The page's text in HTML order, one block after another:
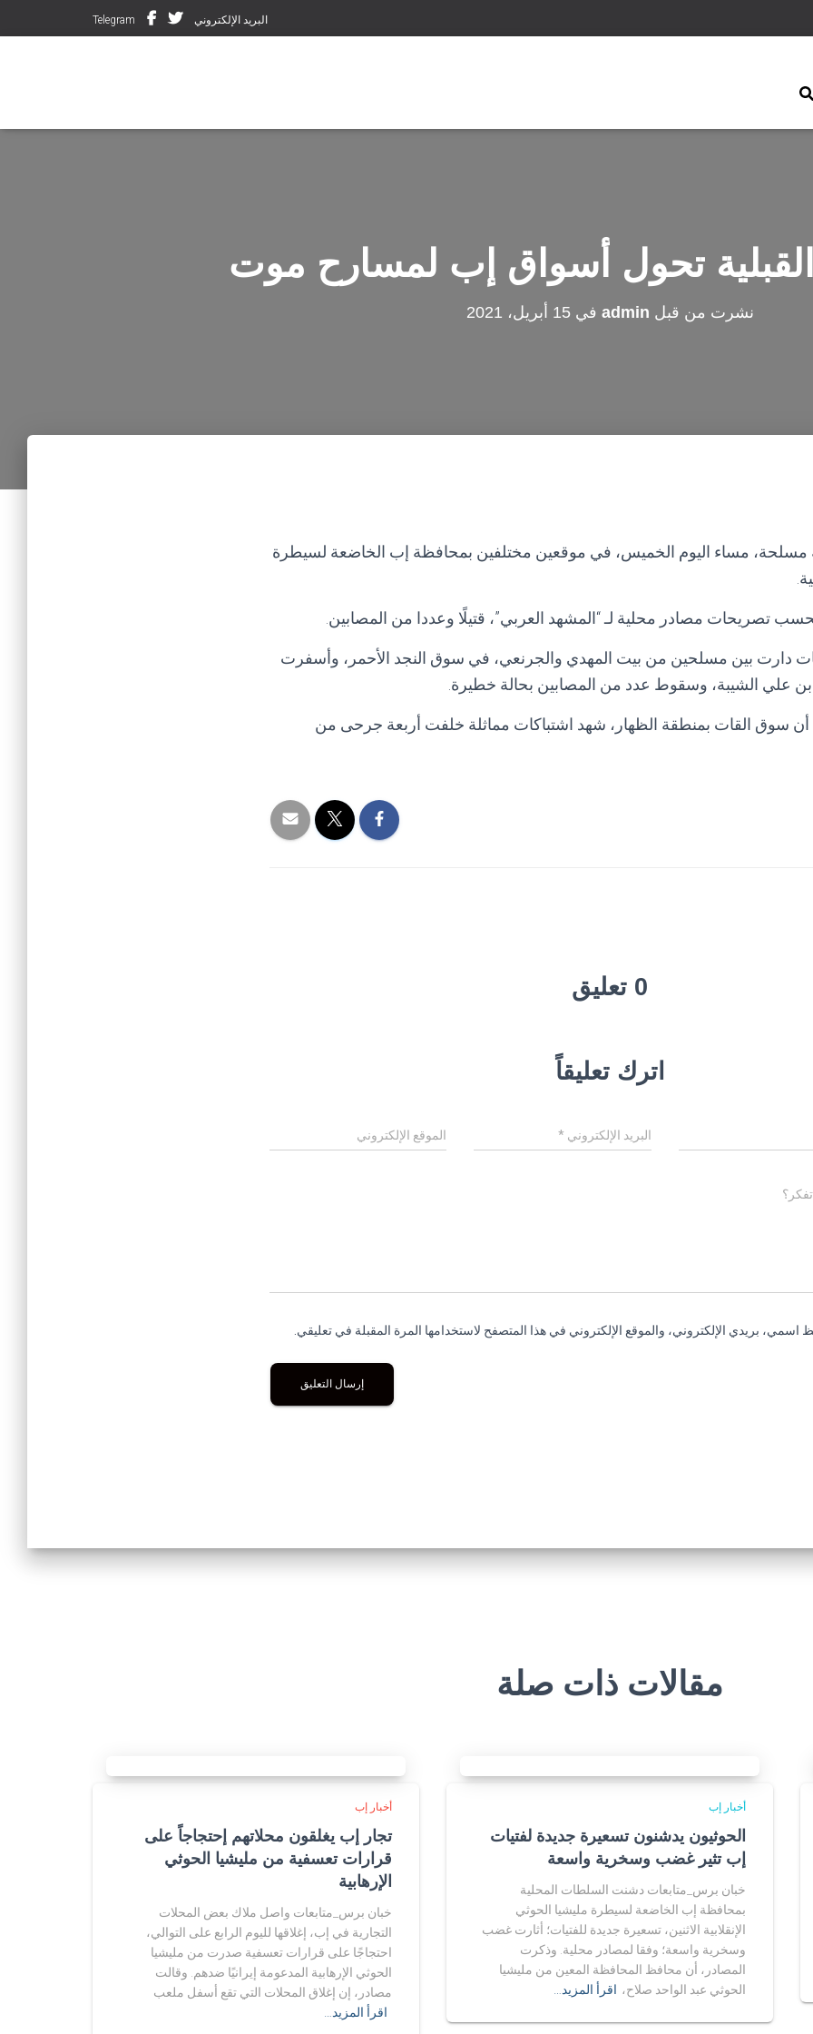
البريد الإلكتروني Telegram
القبلية تحول أسواق إب لمسارح موت
نشرت من قبل admin في15 أبريل، 2021
مسلحة، مساء اليوم الخميس، في موقعين مختلفين بمحافظة إب الخاضعة لسيطرة
تصريحات مصادر محلية لـ “المشهد العربي”، قتيلًا وعددا من المصابين.
دارت بين مسلحين من بيت المهدي والجرنعي، في سوق النجد الأحمر، وأسفرت
علي الشيبة، وسقوط عدد من المصابين بحالة خطيرة.
سوق القات بمنطقة الظهار، شهد اشتباكات مماثلة خلفت أربعة جرحى من
0 تعليق
اترك تعليقاً
البريد الإلكتروني * الموقع الإلكتروني
اسمي، بريدي الإلكتروني، والموقع الإلكتروني في هذا المتصفح لاستخدامها المرة المقبلة في تعليقي.
مقالات ذات صلة
أخبار إب
الحوثيون يدشنون تسعيرة جديدة لفتيات
إب تثير غضب وسخرية واسعة
خبان برس_متابعات دشنت السلطات المحلية
بمحافظة إب الخاضعة لسيطرة مليشيا الحوثي
الإنقلابية الاثنين، تسعيرة جديدة للفتيات؛ أثارت غضب
وسخرية واسعة؛ وفقا لمصادر محلية. وذكرت
المصادر، أن محافظ المحافظة المعين من مليشيا
الحوثي عبد الواحد صلاح، اقرأ المزيد…
أخبار إب
تجار إب يغلقون محلاتهم إحتجاجاً على
قرارات تعسفية من مليشيا الحوثي
الإرهابية
خبان برس_متابعات واصل ملاك بعض المحلات
التجارية في إب، إغلاقها لليوم الرابع على التوالي،
احتجاجًا على قرارات تعسفية صدرت من مليشيا
الحوثي الإرهابية المدعومة إيرانيًا ضدهم. وقالت
مصادر، إن إغلاق المحلات التي تقع أسفل ملعب
اقرأ المزيد…